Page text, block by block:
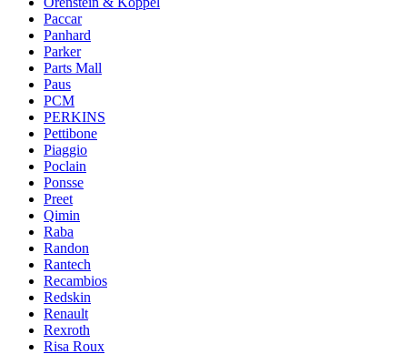
Paccar
Panhard
Parker
Parts Mall
Paus
PCM
PERKINS
Pettibone
Piaggio
Poclain
Ponsse
Preet
Qimin
Raba
Randon
Rantech
Recambios
Redskin
Renault
Rexroth
Risa Roux